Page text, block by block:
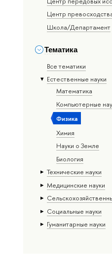
Центр
Школа/Департамент
Тематика
Все тематики
Естественные науки
Математика
Компьютерные
Физика
Химия
Науки о Земле
Биология
Тех­ничес­кие науки
Медицинские науки
Социальные науки
Гуманитарные науки